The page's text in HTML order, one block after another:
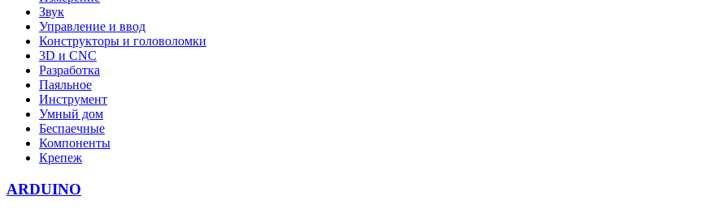
Звук
Управление и ввод
Конструкторы и головоломки
3D и CNC
Разработка
Паяльное
Инструмент
Умный дом
Беспаечные
Компоненты
Крепеж
ARDUINO